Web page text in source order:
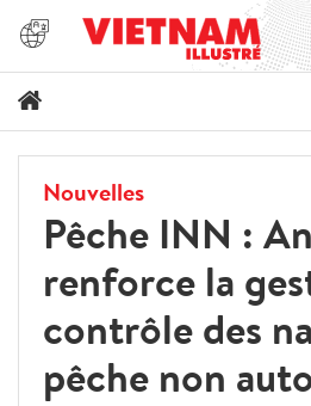
Nouvelles
Pêche INN :
renforce la
contrôle des
pêche non